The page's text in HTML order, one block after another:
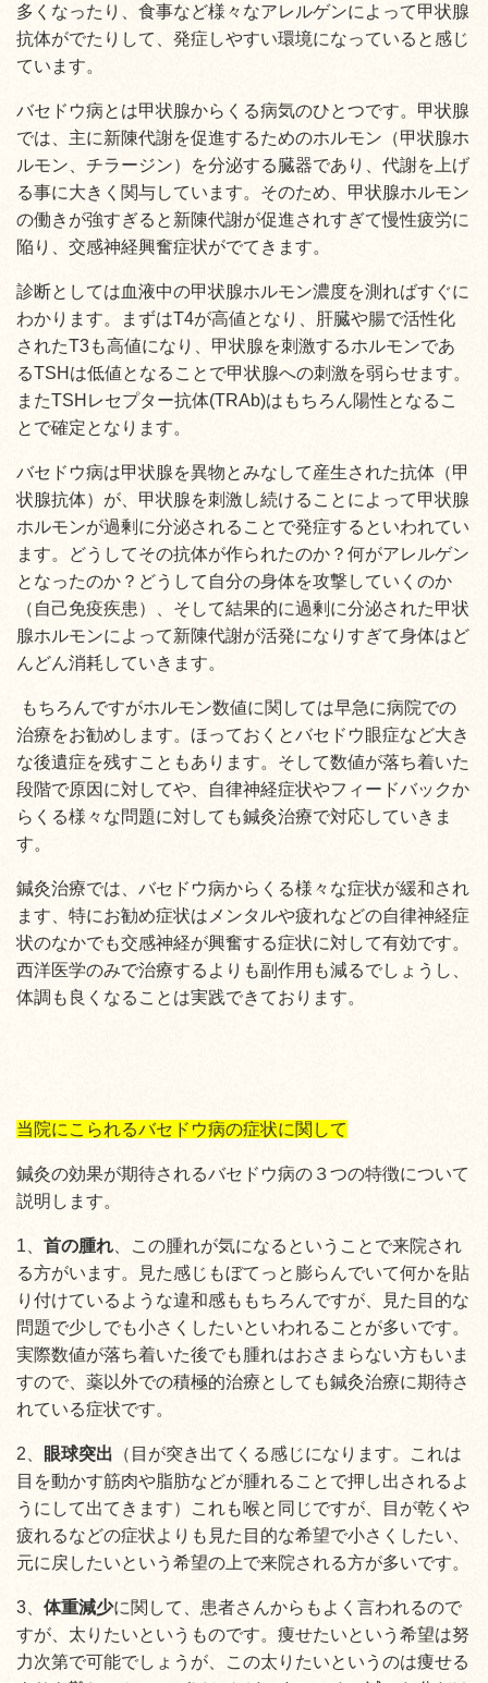
多くなったり、食事など様々なアレルゲンによって甲状腺
抗体がでたりして、発症しやすい環境になっていると感じ
ています。
バセドウ病とは甲状腺からくる病気のひとつです。甲状腺
では、主に新陳代謝を促進するためのホルモン（甲状腺ホ
ルモン、チラージン）を分泌する臓器であり、代謝を上げ
る事に大きく関与しています。そのため、甲状腺ホルモン
の働きが強すぎると新陳代謝が促進されすぎて慢性疲労に
陥り、交感神経興奮症状がでてきます。
診断としては血液中の甲状腺ホルモン濃度を測ればすぐに
わかります。まずはT4が高値となり、肝臓や腸で活性化
されたT3も高値になり、甲状腺を刺激するホルモンであ
るTSHは低値となることで甲状腺への刺激を弱らせます。
またTSHレセプター抗体(TRAb)はもちろん陽性となるこ
とで確定となります。
バセドウ病は甲状腺を異物とみなして産生された抗体（甲
状腺抗体）が、甲状腺を刺激し続けることによって甲状腺
ホルモンが過剰に分泌されることで発症するといわれてい
ます。どうしてその抗体が作られたのか？何がアレルゲン
となったのか？どうして自分の身体を攻撃していくのか
（自己免疫疾患）、そして結果的に過剰に分泌された甲状
腺ホルモンによって新陳代謝が活発になりすぎて身体はど
んどん消耗していきます。
もちろんですがホルモン数値に関しては早急に病院での
治療をお勧めします。ほっておくとバセドウ眼症など大き
な後遺症を残すこともあります。そして数値が落ち着いた
段階で原因に対してや、自律神経症状やフィードバックか
らくる様々な問題に対しても鍼灸治療で対応していきま
す。
鍼灸治療では、バセドウ病からくる様々な症状が緩和され
ます、特にお勧め症状はメンタルや疲れなどの自律神経症
状のなかでも交感神経が興奮する症状に対して有効です。
西洋医学のみで治療するよりも副作用も減るでしょうし、
体調も良くなることは実践できております。
当院にこられるバセドウ病の症状に関して
鍼灸の効果が期待されるバセドウ病の３つの特徴について
説明します。
1、 首の腫れ、この腫れが気になるということで来院され
る方がいます。見た感じもぼてっと膨らんでいて何かを貼
り付けているような違和感ももちろんですが、見た目的な
問題で少しでも小さくしたいといわれることが多いです。
実際数値が落ち着いた後でも腫れはおさまらない方もいま
すので、薬以外での積極的治療としても鍼灸治療に期待さ
れている症状です。
2、 眼球突出 （目が突き出てくる感じになります。これは
目を動かす筋肉や脂肪などが腫れることで押し出されるよ
うにして出てきます）これも喉と同じですが、目が乾くや
疲れるなどの症状よりも見た目的な希望で小さくしたい、
元に戻したいという希望の上で来院される方が多いです。
3、 体重減少に関して、患者さんからもよく言われるので
すが、太りたいというものです。痩せたいという希望は努
力次第で可能でしょうが、この太りたいというのは痩せる